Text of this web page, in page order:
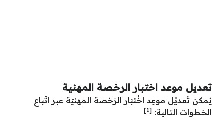
تعديل موعد اختبار الرخصة المهنية
يُمكن تَعديْل موعِد اخْتبَار الرّخصة المهنيّة عبر اتّباع
الخطوات التالية: [1]